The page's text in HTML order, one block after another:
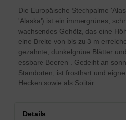
lang
Frucht
Leuchtend rote
Verzehr geeignet
Blüte
Weiß, im Mai und
Boden
Mäßig trockene
Untergründe
Standort
Sonnig bis
Verwendung
Heckenpflanze,
gut frosthart und windfest
verträgt keine Staunässe
langsamwüchsig
Die Europäische Stechpalme
'Alaska') ist ein immergrünes,
wachsendes Gehölz, das eine
eine Breite von bis zu 3 m
gezahnte, dunkelgrüne Blätter
essbare Beeren . Gedeiht an
Standorten, ist frosthart und
Hecken sowie als Solitär.
Details